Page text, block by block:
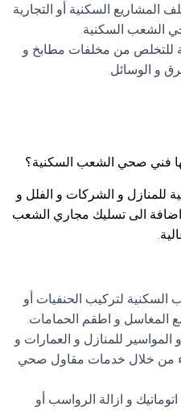
المشاريع السكنية أو التجارية
الشعب السكنية.
من مخلفات مطابخ و
و الوسائل.
فني صحي الشعب السكنية؟
للمنازل و الشركات و الفلل و
الى تسليك مجاري الشعب
لتركيب الحنفيات أو
المغاسل و اطقم الحمامات.
المواسير للمنازل و العمارات و
من خلال خدمات مقاول صحي
و ازالة الرواسب أو